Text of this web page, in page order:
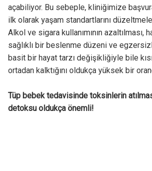
açabiliyor. Bu sebeple, kliniğimize
ilk olarak yaşam standartlarını
Alkol ve sigara kullanımının azaltılması,
sağlıklı bir beslenme düzeni ve
basit bir hayat tarzı değişikliğiyle bile
ortadan kalktığını oldukça yüksek bir
Tüp bebek tedavisinde toksinlerin
detoksu oldukça önemli!